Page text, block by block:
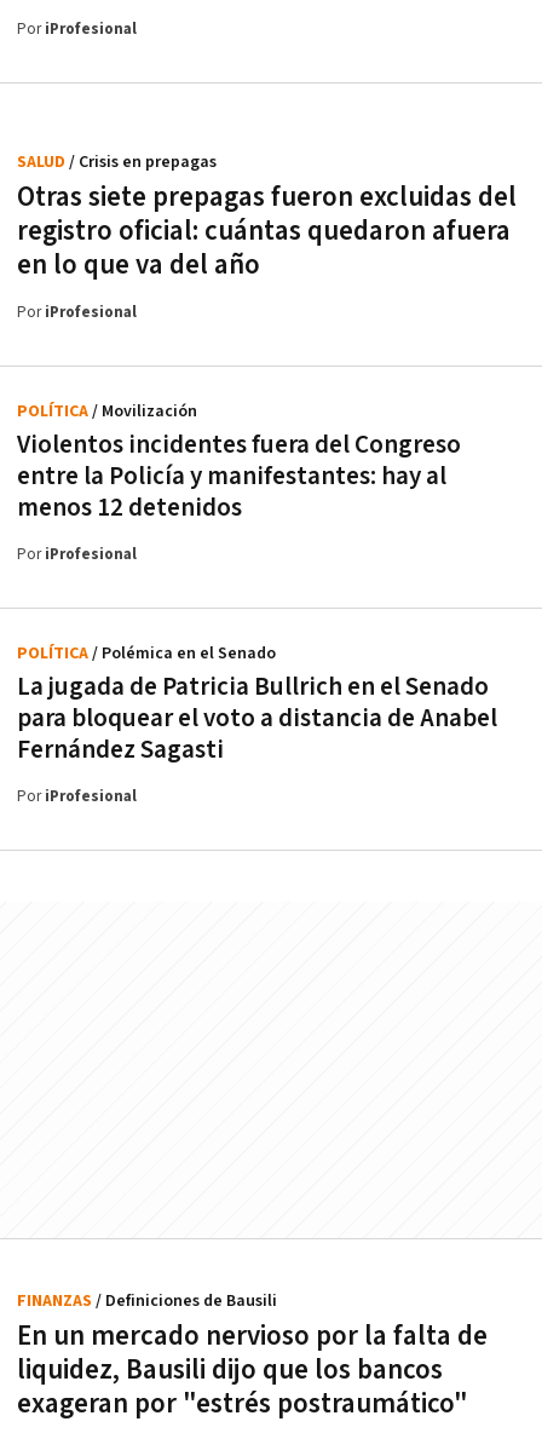
PoriProfesional
Otras siete prepagas fueron excluidas del
registro oficial: cuántas quedaron afuera
en lo que va del año
SALUD / Crisis en prepagas
PoriProfesional
Violentos incidentes fuera del Congreso
entre la Policía y manifestantes: hay al
menos 12 detenidos
POLÍTICA/ Movilización
PoriProfesional
La jugada de Patricia Bullrich en el Senado
para bloquear el voto a distancia de Anabel
Fernández Sagasti
POLÍTICA/ Polémica en el Senado
PoriProfesional
En un mercado nervioso por la falta de
liquidez, Bausili dijo que los bancos
exageran por "estrés postraumático"
FINANZAS / Definiciones de Bausili